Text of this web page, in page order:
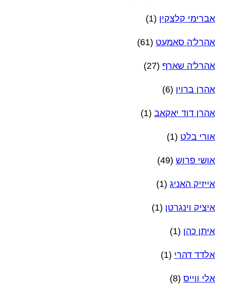
אברימי קלצקין (1)
אהרל'ה סאמעט (61)
אהרל'ה שארף (27)
אהרן ברוין (6)
אהרן דוד יאקאב (1)
אורי בלט (1)
אושי פרוש (49)
אייזיק האניג (1)
איציק וינגרטן (1)
איתן כהן (1)
אלדד דהרי (1)
אלי ווייס (8)